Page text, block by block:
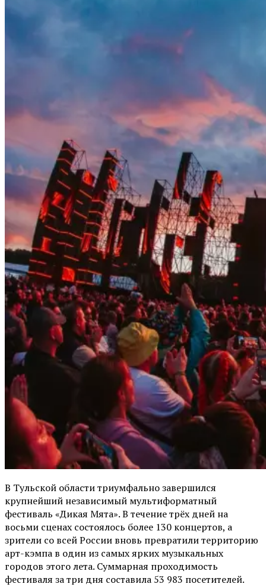
В Тульской области триумфально завершился
крупнейший независимый мультиформатный
фестиваль «Дикая Мята». В течение трёх дней на
восьми сценах состоялось более 130 концертов, а
зрители со всей России вновь превратили территорию
арт-кэмпа в один из самых ярких музыкальных
городов этого лета. Суммарная проходимость
фестиваля за три дня составила 53 983 посетителей.